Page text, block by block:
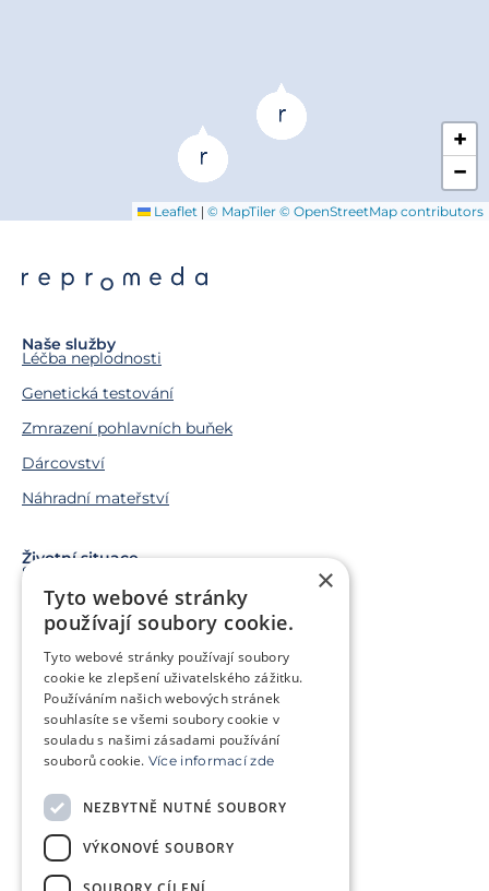
+
−
Leaflet | © MapTiler © OpenStreetMap contributors
Naše služby
Léčba neplodnosti
Genetická testování
Zmrazení pohlavních buňek
Dárcovství
Náhradní mateřství
Životní situace
Snažíme se o miminko
Chci miminko v budoucnu
Jsem v onkologické léčbě
Chci pomoct jiným párům
Klientská zóna
Slovníček pojmů
Často kladené dotazy
Ke stažení
Kontakt
Ceník
×
Tyto webové stránky
používají soubory cookie.
Tyto webové stránky používají soubory
cookie ke zlepšení uživatelského zážitku.
Používáním našich webových stránek
souhlasíte se všemi soubory cookie v
souladu s našimi zásadami používání
souborů cookie. Více informací zde
NEZBYTNĚ NUTNÉ SOUBORY
VÝKONOVÉ SOUBORY